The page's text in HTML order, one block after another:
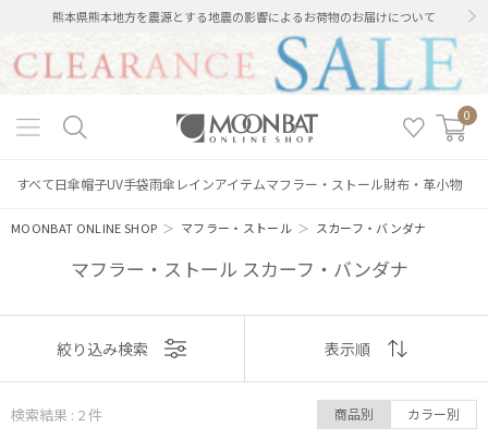
熊本県熊本地方を震源とする地震の影響によるお荷物のお届けについて
0
すべて日傘帽子UV手袋雨傘 レインアイテムマフラー・ストール財布・革小物
MOONBAT ONLINE SHOP ＞ マフラー・ストール ＞ スカーフ・バンダナ
マフラー・ストール スカーフ・バンダナ
表示
おすすめ
絞り込み検索 表示順
検索結果 : 2件 商品別 カラー別